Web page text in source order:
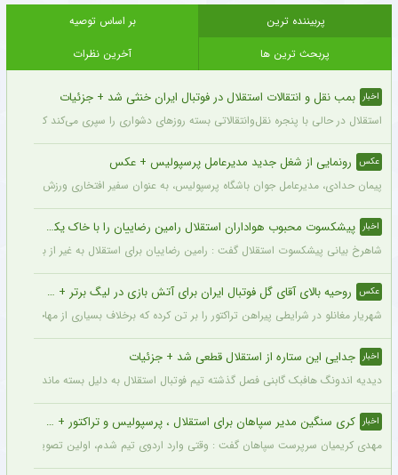
پربیننده ترین
بر اساس توصیه
پربحث ترین ها
آخرین نظرات
اخبار بمب نقل و انتقالات استقلال در فوتبال ایران خنثی شد + جزئیات
استقلال در حالی با پنجره نقل‌وانتقالاتی بسته روزهای دشواری را سپری می‌کند که در
عکس رونمایی از شغل جدید مدیرعامل پرسپولیس + عکس
پیمان حدادی، مدیرعامل جوان باشگاه پرسپولیس، به عنوان سفیر افتخاری ورزش چوگان
اخبار پیشکسوت محبوب هواداران استقلال رامین رضاییان را با خاک یکسان کرد + جزئیات
شاهرخ بیانی پیشکسوت استقلال گفت : رامین رضاییان برای استقلال به غیر از بازار
عکس روحیه بالای آقای گل فوتبال ایران برای آتش بازی در لیگ برتر + عکس
شهریار مغانلو در شرایطی پیراهن تراکتور را بر تن کرده که برخلاف بسیاری از مهاجمان
اخبار جدایی این ستاره از استقلال قطعی شد + جزئیات
دیدیه اندونگ هافبک گابنی فصل گذشته تیم فوتبال استقلال به دلیل بسته ماندن پنجره
اخبار کری سنگین مدیر سپاهان برای استقلال ، پرسپولیس و تراکتور + جزئیات
مهدی کریمیان سرپرست سپاهان گفت : وقتی وارد اردوی تیم شدم، اولین تصویری که در